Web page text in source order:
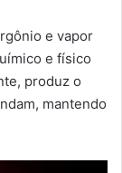
e vapor
e físico
produz o
mantendo